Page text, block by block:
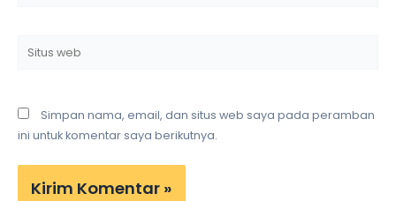
Simpan nama, email, dan situs web saya pada peramban
ini untuk komentar saya berikutnya.